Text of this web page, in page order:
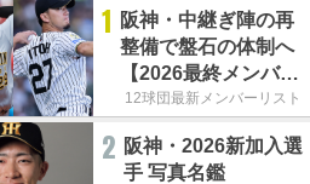
1 阪神・中継ぎ陣の再
整備で盤石の体制へ
【2026最終メンバー
リスト】
12球団最新メンバーリスト
2 阪神・2026新加入選
手 写真名鑑